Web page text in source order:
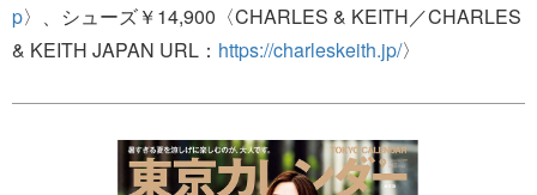
p〉、シューズ￥14,900〈CHARLES & KEITH／CHARLES
& KEITH JAPAN URL： https://charleskeith.jp/〉